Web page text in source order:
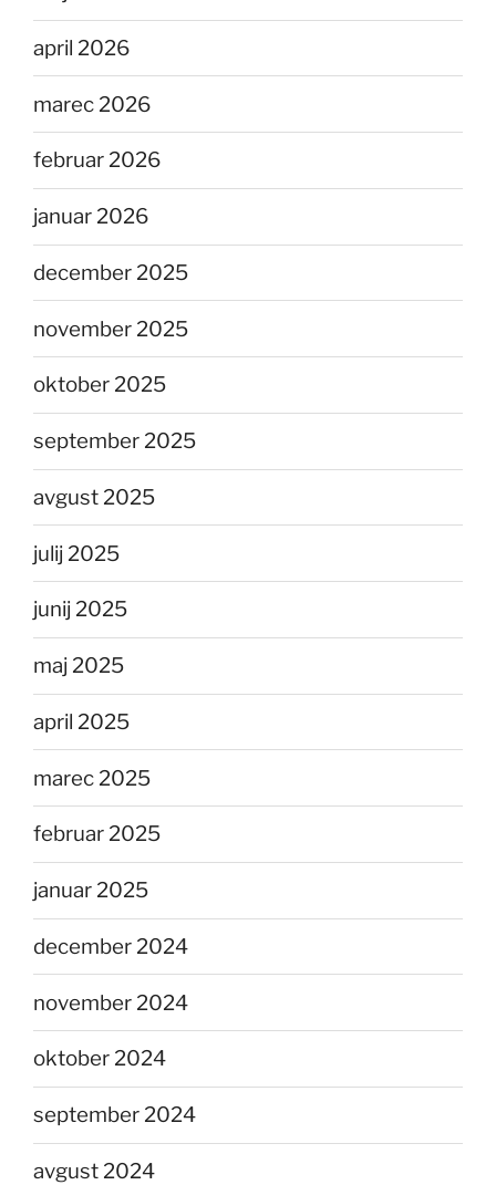
april 2026
marec 2026
februar 2026
januar 2026
december 2025
november 2025
oktober 2025
september 2025
avgust 2025
julij 2025
junij 2025
maj 2025
april 2025
marec 2025
februar 2025
januar 2025
december 2024
november 2024
oktober 2024
september 2024
avgust 2024